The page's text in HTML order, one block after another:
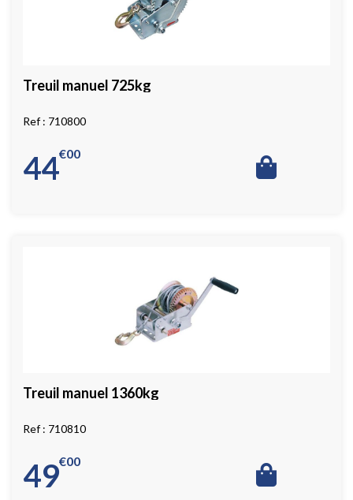
Treuil manuel 725kg
710800
44 00
€
Treuil manuel 1360kg
710810
49 00
€